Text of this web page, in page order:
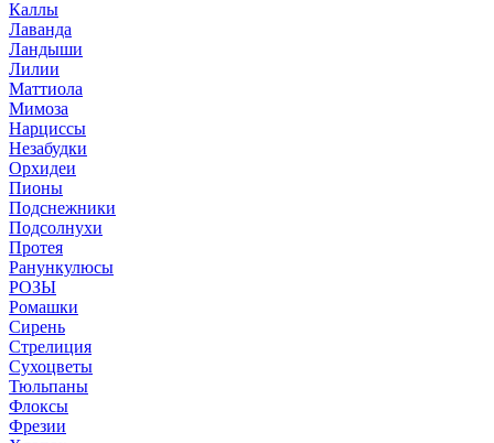
Каллы
Лаванда
Ландыши
Лилии
Маттиола
Мимоза
Нарциссы
Незабудки
Орхидеи
Пионы
Подснежники
Подсолнухи
Протея
Ранункулюсы
РОЗЫ
Ромашки
Сирень
Стрелиция
Сухоцветы
Тюльпаны
Флоксы
Фрезии